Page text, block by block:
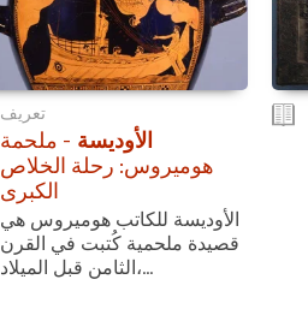
تعريف
الأوديسة - ملحمة
هوميروس: رحلة الخلاص
الكبرى
الأوديسة للكاتب هوميروس هي
قصيدة ملحمية كُتبت في القرن
الثامن قبل الميلاد،...